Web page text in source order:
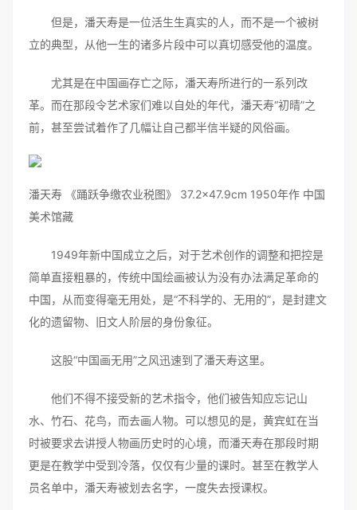
但是，潘天寿是一位活生生真实的人，而不是一个被树
立的典型，从他一生的诸多片段中可以真切感受他的温度。
尤其是在中国画存亡之际，潘天寿所进行的一系列改
革。而在那段令艺术家们难以自处的年代，潘天寿“初晴”之
前，甚至尝试着作了几幅让自己都半信半疑的风俗画。
潘天寿 《踊跃争缴农业税图》 37.2×47.9cm 1950年作 中国
美术馆藏
1949年新中国成立之后，对于艺术创作的调整和把控是
简单直接粗暴的，传统中国绘画被认为没有办法满足革命的
中国，从而变得毫无用处，是“不科学的、无用的”，是封建文
化的遗留物、旧文人阶层的身份象征。
这股“中国画无用”之风迅速到了潘天寿这里。
他们不得不接受新的艺术指令，他们被告知应忘记山
水、竹石、花鸟，而去画人物。可以想见的是，黄宾虹在当
时被要求去讲授人物画历史时的心境，而潘天寿在那段时期
更是在教学中受到冷落，仅仅有少量的课时。甚至在教学人
员名单中，潘天寿被划去名字，一度失去授课权。